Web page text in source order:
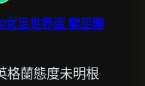
女足世界盃 歐足聯
格蘭態度未明根